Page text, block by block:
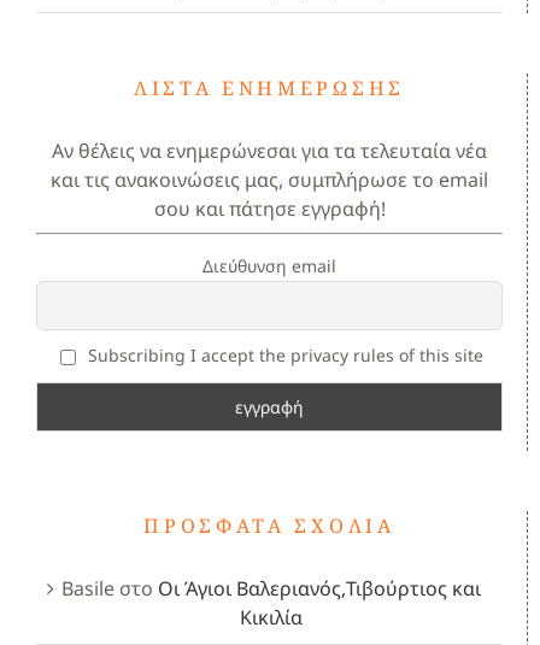
ΛΊΣΤΑ ΕΝΗΜΈΡΩΣΗΣ
Αν θέλεις να ενημερώνεσαι για τα τελευταία νέα
και τις ανακοινώσεις μας, συμπλήρωσε το email
σου και πάτησε εγγραφή!
Διεύθυνση email
Subscribing I accept the privacy rules of this site
ΠΡΌΣΦΑΤΑ ΣΧΌΛΙΑ
Basileστο Οι Άγιοι Βαλεριανός,Τιβούρτιος και
Κικιλία